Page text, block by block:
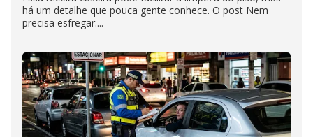
há um detalhe que pouca gente conhece. O post Nem
precisa esfregar:...